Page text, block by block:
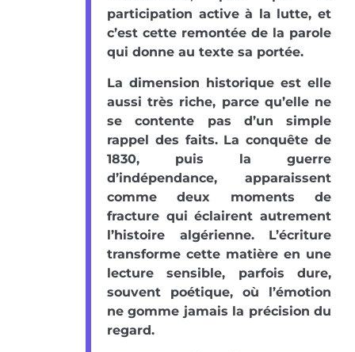
participation active à la lutte, et
c’est cette remontée de la parole
qui donne au texte sa portée.
La dimension historique est elle
aussi très riche, parce qu’elle ne
se contente pas d’un simple
rappel des faits. La conquête de
1830, puis la guerre
d’indépendance, apparaissent
comme deux moments de
fracture qui éclairent autrement
l’histoire algérienne. L’écriture
transforme cette matière en une
lecture sensible, parfois dure,
souvent poétique, où l’émotion
ne gomme jamais la précision du
regard.